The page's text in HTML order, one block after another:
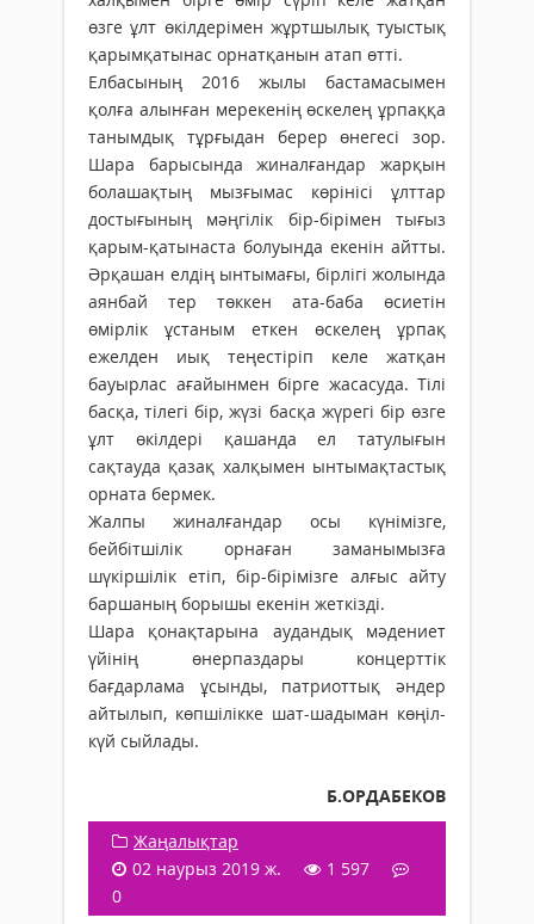
өзге ұлт өкілдерімен жұртшылық туыстық
қарымқатынас орнатқанын атап өтті.
Елбасының 2016 жылы бастамасымен
қолға алынған мерекенің өскелең ұрпаққа
танымдық тұрғыдан берер өнегесі зор.
Шара барысында жиналғандар жарқын
болашақтың мызғымас көрінісі ұлттар
достығының мәңгілік бір-бірімен тығыз
қарым-қатынаста болуында екенін айтты.
Әрқашан елдің ынтымағы, бірлігі жолында
аянбай тер төккен ата-баба өсиетін
өмірлік ұстаным еткен өскелең ұрпақ
ежелден иық теңестіріп келе жатқан
бауырлас ағайынмен бірге жасасуда. Тілі
басқа, тілегі бір, жүзі басқа жүрегі бір өзге
ұлт өкілдері қашанда ел татулығын
сақтауда қазақ халқымен ынтымақтастық
орната бермек.
Жалпы жиналғандар осы күнімізге,
бейбітшілік орнаған заманымызға
шүкіршілік етіп, бір-бірімізге алғыс айту
баршаның борышы екенін жеткізді.
Шара қонақтарына аудандық мәдениет
үйінің өнерпаздары концерттік
бағдарлама ұсынды, патриоттық әндер
айтылып, көпшілікке шат-шадыман көңіл-
күй сыйлады.
Б.ОРДАБЕКОВ
Жаңалықтар
02 наурыз 2019 ж.
1 597
0